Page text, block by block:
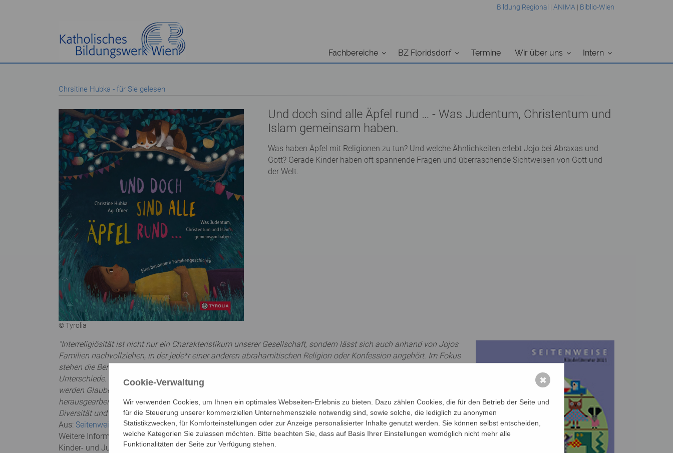
Bildung Regional | ANIMA | Biblio-Wien
Fachbereiche BZ Floridsdorf Termine Wir über uns Intern
Chrsitine Hubka - für Sie gelesen
© Tyrolia
Und doch sind alle Äpfel rund … - Was Judentum, Christentum und
Islam gemeinsam haben.
Was haben Äpfel mit Religionen zu tun? Und welche Ähnlichkeiten erlebt Jojo bei Abraxas und
Gott? Gerade Kinder haben oft spannende Fragen und überraschende Sichtweisen von Gott und
der Welt.
"Interreligiösität ist nicht nur ein Charakteristikum unserer Gesellschaft, sondern lässt sich auch anhand von Jojos
Familien nachvollziehen, in der jede*r einer anderen abrahamitischen Religion oder Konfession angehört. Im Fokus
stehen die Berührungspunkte zwischen Judentum, Christentum und Islam - deren Gemeinsamkeiten und
Unterschiede. In einem gelungenen Zusammenspiel von erzählendem Text und altersadäquaten Illustrationen
werden Glaubensinhalte, -traditionen und -praxen vorgestellt und die gemeinsame Basis der drei Religionen
herausgearbeitet. Einfache Sachinformationen vermitteln basales Hintergrundwissen und plädieren zugleich für
Diversität und Vielfalt."
Aus: Seitenweise. Kinderliteratur 2021, Seite 32.
Weitere Informationen und aktuelle Buchtipps und Rezensionen beiwww.stube.at(Studien- und Beratungsstelle für
Kinder- und Jugendliteratur)
Cookie-Verwaltung
Wir verwenden Cookies, um Ihnen ein optimales Webseiten-Erlebnis zu bieten. Dazu zählen Cookies, die für den Betrieb der Seite und
für die Steuerung unserer kommerziellen Unternehmensziele notwendig sind, sowie solche, die lediglich zu anonymen
Statistikzwecken, für Komforteinstellungen oder zur Anzeige personalisierter Inhalte genutzt werden. Sie können selbst entscheiden,
welche Kategorien Sie zulassen möchten. Bitte beachten Sie, dass auf Basis Ihrer Einstellungen womöglich nicht mehr alle
Funktionalitäten der Seite zur Verfügung stehen.
✖